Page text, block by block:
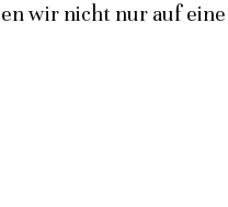
wir nicht nur auf